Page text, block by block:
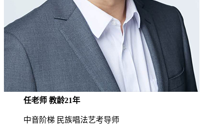
任老师 教龄21年
中音阶梯 民族唱法艺考导师